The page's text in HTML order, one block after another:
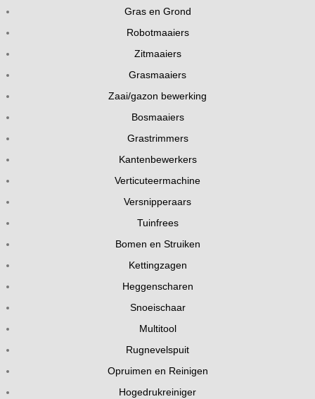
Gras en Grond
Robotmaaiers
Zitmaaiers
Grasmaaiers
Zaai/gazon bewerking
Bosmaaiers
Grastrimmers
Kantenbewerkers
Verticuteermachine
Versnipperaars
Tuinfrees
Bomen en Struiken
Kettingzagen
Heggenscharen
Snoeischaar
Multitool
Rugnevelspuit
Opruimen en Reinigen
Hogedrukreiniger